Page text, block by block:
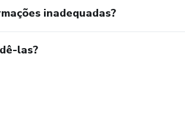
inadequadas?
las?